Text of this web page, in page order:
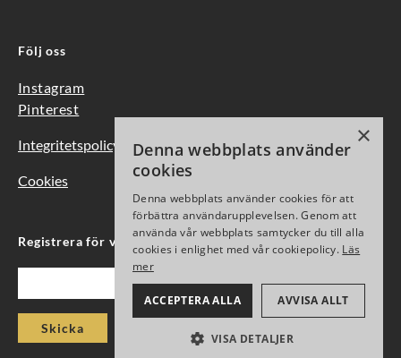
Följ oss
Instagram
Pinterest
Integritetspolicy
Cookies
Registrera för vårt nyhetsbrev
Skicka
×
Denna webbplats använder
cookies
Denna webbplats använder cookies för att
förbättra användarupplevelsen. Genom att
använda vår webbplats samtycker du till alla
cookies i enlighet med vår cookiepolicy. Läs
mer
ACCEPTERA ALLA AVVISA ALLT
VISA DETALJER